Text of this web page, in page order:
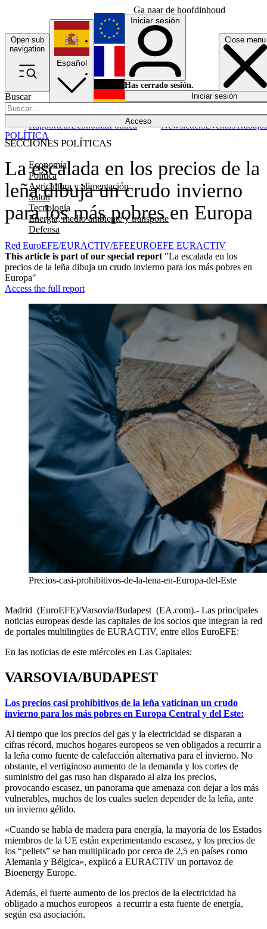
Ga naar de hoofdinhoud
Open sub
navigation
Close menu
Buscar
Acceso
SECCIONES POLÍTICAS
Economía
Política
Agricultura y alimentación
Salud
Tecnología
Energía, medio ambiente y transporte
Defensa
RapporteurEconomíaPolítica NewslettersEventosTrabajos
Español
English
Français
Iniciar sesión
Has cerrado sesión.
Iniciar sesión
La escalada en los precios de la
leña dibuja un crudo invierno
para los más pobres en Europa
POLÍTICA
Red EuroEFE/EURACTIV/EFEEUROEFE EURACTIV
This article is part of our special report "La escalada en los
precios de la leña dibuja un crudo invierno para los más pobres en
Europa"
Access the full report
Precios-casi-prohibitivos-de-la-lena-en-Europa-del-Este
Madrid (EuroEFE)/Varsovia/Budapest (EA.com).- Las principales
noticias europeas desde las capitales de los socios que integran la red
de portales multilingües de EURACTIV, entre ellos EuroEFE:
En las noticias de este miércoles en Las Capitales:
VARSOVIA/BUDAPEST
Los precios casi prohibitivos de la leña vaticinan un crudo
invierno para los más pobres en Europa Central y del Este:
Al tiempo que los precios del gas y la electricidad se disparan a
cifras récord, muchos hogares europeos se ven obligados a recurrir a
la leña como fuente de calefacción alternativa para el invierno. No
obstante, el vertiginoso aumento de la demanda y los cortes de
suministro del gas ruso han disparado al alza los precios,
provocando escasez, un panorama que amenaza con dejar a los más
vulnerables, muchos de los cuales suelen depender de la leña, ante
un invierno gélido.
«Cuando se habla de madera para energía, la mayoría de los Estados
miembros de la UE están experimentando escasez, y los precios de
los “pellets” se han multiplicado por cerca de 2,5 en países como
Alemania y Bélgica», explicó a EURACTIV un portavoz de
Bioenergy Europe.
Además, el fuerte aumento de los precios de la electricidad ha
obligado a muchos europeos a recurrir a esta fuente de energía,
según esa asociación.